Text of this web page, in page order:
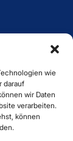
wie
darauf
wir Daten
verarbeiten.
können